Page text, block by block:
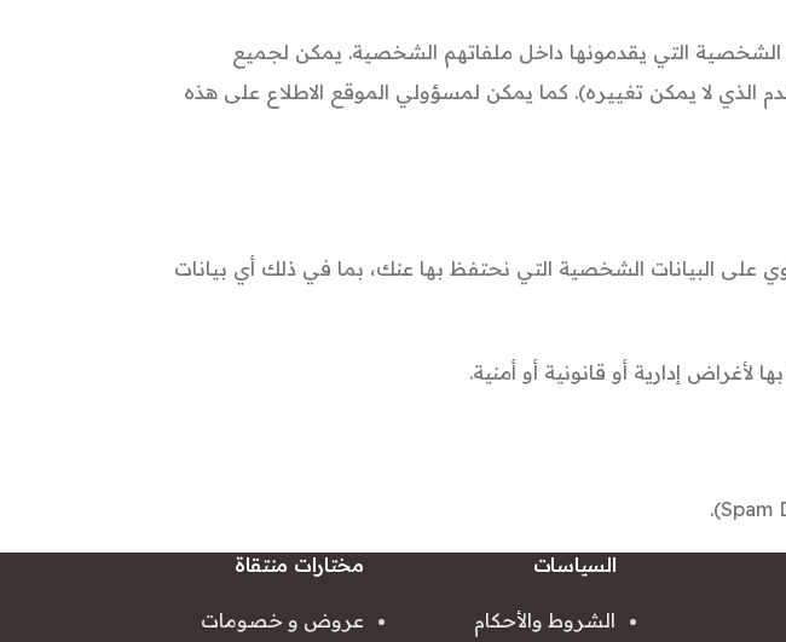
التي يقدمونها داخل ملفاتهم الشخصية. يمكن لجميع
لا يمكن تغييره). كما يمكن لمسؤولي الموقع الاطلاع على هذه
البيانات الشخصية التي نحتفظ بها عنك، بما في ذلك أي بيانات
إدارية أو قانونية أو أمنية.
السياسات
الشروط والأحكام
مختارات منتقاة
عروض و خصومات